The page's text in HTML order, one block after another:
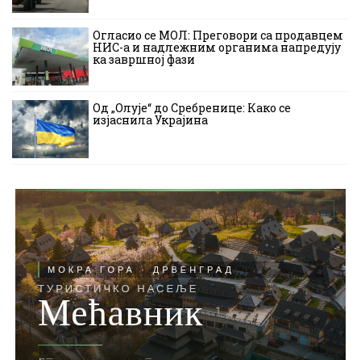
Огласио се МОЛ: Преговори са продавцем
НИС-а и надлежним органима напредују
ка завршној фази
Од „Олује“ до Сребренице: Како се
изјаснила Украјина